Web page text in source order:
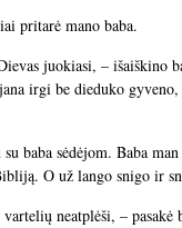
pritarė mano baba.
juokiasi, – išaiškino
irgi be dieduko
baba sėdėjom. Baba
O už lango snigo ir
neatplėši, – pasakė